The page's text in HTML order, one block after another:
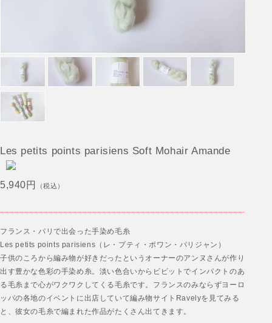
Les petits points parisiens Soft Mohair Amande
5,940円 （税込）
フランス・パリで出会った手染め毛糸
Les petits points parisiens（レ・プティ・ポワン・パリジャン）
子供のころから編み物が好きだったというオーナーのアンヌさんが作り
出す豊かな色彩の手染め糸。淡い色合いからビビットでインパクトのあ
る毛糸まで心がワクワクしてくる毛糸です。フランスのみならずヨーロ
ッパの各地のイベントに出店していて編み物サイトRavelyを見てみる
と、彼女の毛糸で編まれた作品がたくさん出てきます。